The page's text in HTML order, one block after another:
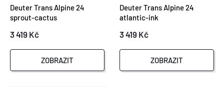
Deuter Trans Alpine 24
sprout-cactus
3 419 Kč
ZOBRAZIT
Deuter Trans Alpine 24
atlantic-ink
3 419 Kč
ZOBRAZIT